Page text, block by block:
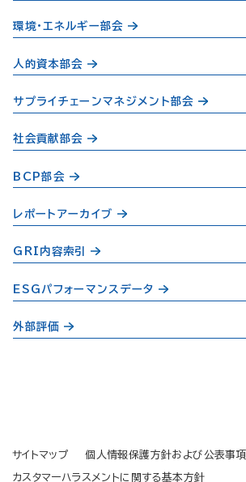
環境・エネルギー部会
人的資本部会
サプライチェーンマネジメント部会
社会貢献部会
BCP部会
レポートアーカイブ
GRI内容索引
ESGパフォーマンスデータ
外部評価
サイトマップ 個人情報保護方針および公表事項
カスタマーハラスメントに関する基本方針